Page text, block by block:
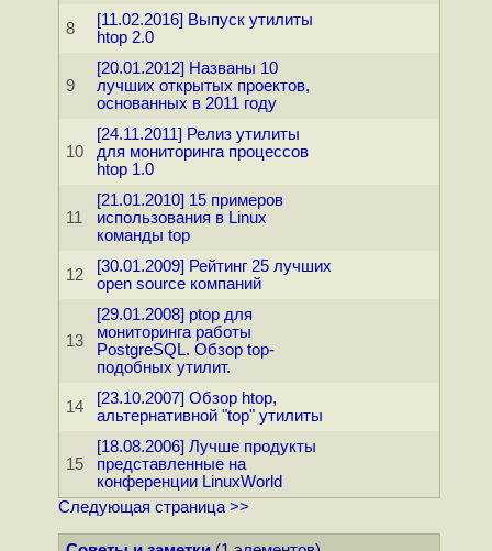
8
[11.02.2016] Выпуск утилиты
htop 2.0
9
[20.01.2012] Названы 10
лучших открытых проектов,
основанных в 2011 году
10
[24.11.2011] Релиз утилиты
для мониторинга процессов
htop 1.0
11
[21.01.2010] 15 примеров
использования в Linux
команды top
12
[30.01.2009] Рейтинг 25 лучших
open source компаний
13
[29.01.2008] ptop для
мониторинга работы
PostgreSQL. Обзор top-
подобных утилит.
14
[23.10.2007] Обзор htop,
альтернативной "top" утилиты
15
[18.08.2006] Лучше продукты
представленные на
конференции LinuxWorld
Следующая страница >>